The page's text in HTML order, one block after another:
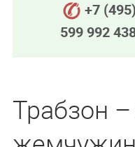
+7
599 992
Трабзон